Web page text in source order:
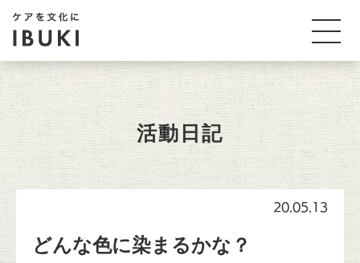
活動日記
20.05.13
どんな色に染まるかな？